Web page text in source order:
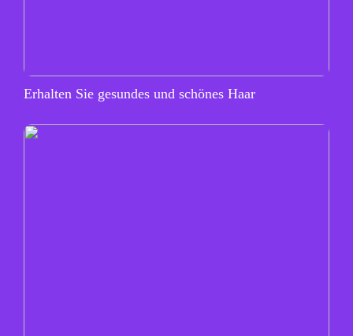
Erhalten Sie gesundes und schönes Haar